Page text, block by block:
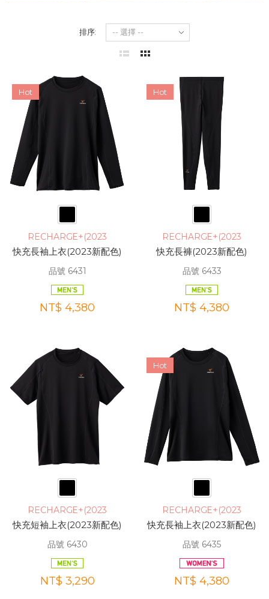
排序:
Hot
RECHARGE+(2023
快充長袖上衣(2023新配色)
品號 6431
NT$ 4,380
Hot
RECHARGE+(2023
快充長褲(2023新配色)
品號 6433
NT$ 4,380
RECHARGE+(2023
快充短袖上衣(2023新配色)
品號 6430
NT$ 3,290
Hot
RECHARGE+(2023
快充長袖上衣(2023新配色)
品號 6435
NT$ 4,380